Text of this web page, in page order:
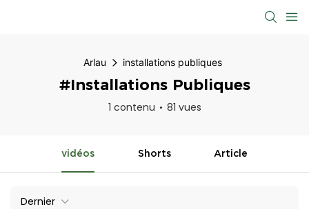
Arlau installations publiques
#installations Publiques
1 contenu 81 vues
vidéos Shorts Article
Dernier